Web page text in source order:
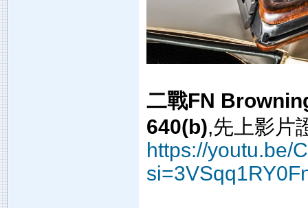
二戰FN
640(b),先上影片
https://youtu.be/